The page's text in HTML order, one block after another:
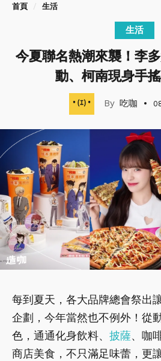
首頁 生活
生活
今夏聯名熱潮來襲！李
動、柯南現身手
吃咖
每到夏天，各大品牌總會祭出
企劃，今年當然也不例外！從
色，通通化身飲料、 披薩、咖
商店美食，不只滿足味蕾，更